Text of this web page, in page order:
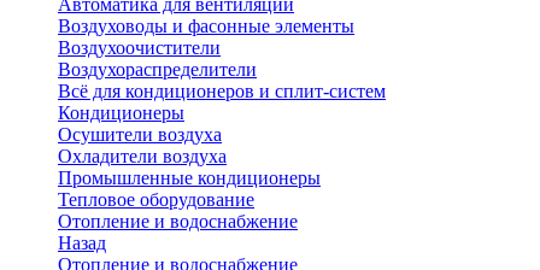
Автоматика для вентиляции
Воздуховоды и фасонные элементы
Воздухоочистители
Воздухораспределители
Всё для кондиционеров и сплит-систем
Кондиционеры
Осушители воздуха
Охладители воздуха
Промышленные кондиционеры
Тепловое оборудование
Отопление и водоснабжение
Назад
Отопление и водоснабжение